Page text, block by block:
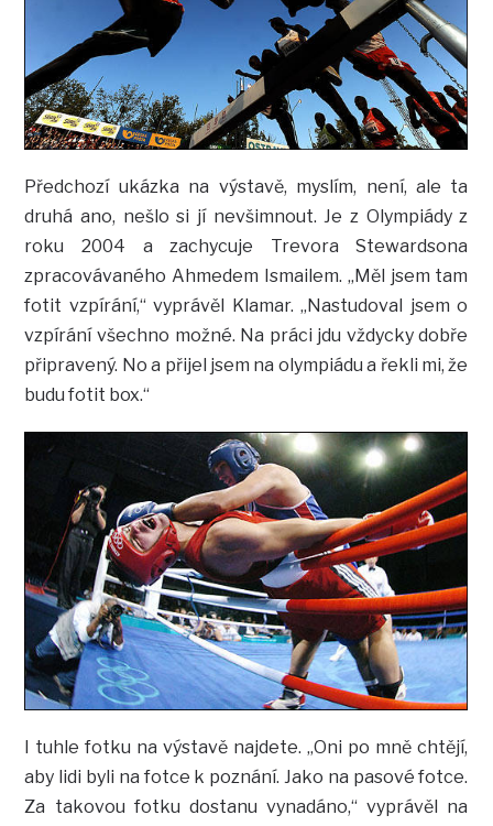
Předchozí ukázka na výstavě, myslím, není, ale ta
druhá ano, nešlo si jí nevšimnout. Je z Olympiády z
roku 2004 a zachycuje Trevora Stewardsona
zpracovávaného Ahmedem Ismailem. „Měl jsem tam
fotit vzpírání,“ vyprávěl Klamar. „Nastudoval jsem o
vzpírání všechno možné. Na práci jdu vždycky dobře
připravený. No a přijel jsem na olympiádu a řekli mi, že
budu fotit box.“
I tuhle fotku na výstavě najdete. „Oni po mně chtějí,
aby lidi byli na fotce k poznání. Jako na pasové fotce.
Za takovou fotku dostanu vynadáno,“ vyprávěl na